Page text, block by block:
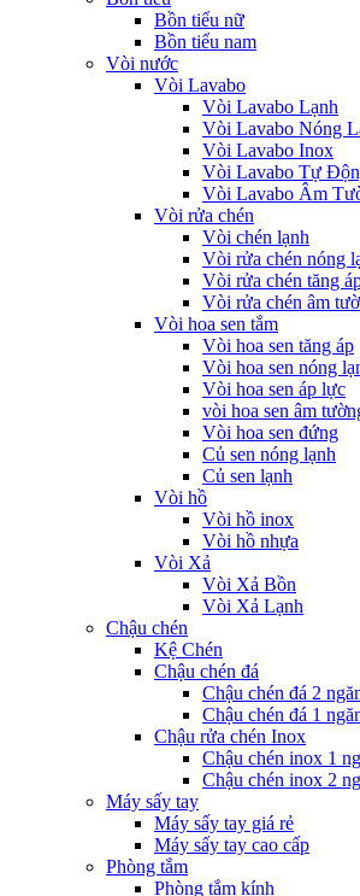
Bồn tiểu nữ
Bồn tiểu nam
Vòi nước
Vòi Lavabo
Vòi Lavabo Lạnh
Vòi Lavabo Nóng
Vòi Lavabo Inox
Vòi Lavabo Tự
Vòi Lavabo Âm
Vòi rửa chén
Vòi chén lạnh
Vòi rửa chén nóng
Vòi rửa chén tăng
Vòi rửa chén âm
Vòi hoa sen tắm
Vòi hoa sen tăng áp
Vòi hoa sen nóng
Vòi hoa sen áp lực
vòi hoa sen âm
Vòi hoa sen đứng
Củ sen nóng lạnh
Củ sen lạnh
Vòi hồ
Vòi hồ inox
Vòi hồ nhựa
Vòi Xả
Vòi Xả Bồn
Vòi Xả Lạnh
Chậu chén
Kệ Chén
Chậu chén đá
Chậu chén đá 2
Chậu chén đá 1
Chậu rửa chén Inox
Chậu chén inox 1
Chậu chén inox 2
Máy sấy tay
Máy sấy tay giá rẻ
Máy sấy tay cao cấp
Phòng tắm
Phòng tắm kính